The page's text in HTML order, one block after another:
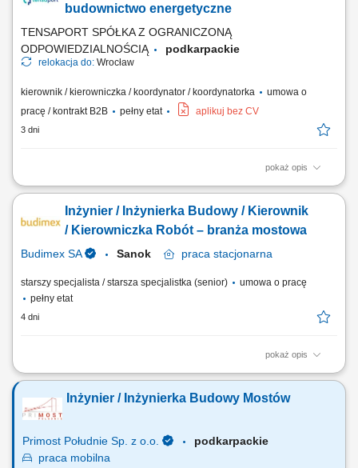
nadzorowanie realizacji robót zgodnie z harmonogramem, budżetem i
budownictwo energetyczne
TENSAPORT SPÓŁKA Z OGRANICZONĄ
ODPOWIEDZIALNOŚCIĄ
podkarpackie
relokacja do: Wrocław
kierownik / kierowniczka / koordynator / koordynatorka
umowa o
pracę / kontrakt B2B
pełny etat aplikuj bez CV
3 dni
pokaż opis
Zakres zadań: Koordynacja robót elektrycznych na budowie i nadzór
podwykonawców; Analiza dokumentacji technicznej pod kątem jej
kompletności, poprawności i możliwości optymalizacji; Zapewnienie
Inżynier / Inżynierka Budowy / Kierownik
/ Kierowniczka Robót – branża mostowa
Budimex SA Sanok praca stacjonarna
starszy specjalista / starsza specjalistka (senior)
umowa o pracę
pełny etat
4 dni
pokaż opis
Twoje przyszłe zadania:‎ organizacja pracy zespołu podwykonawców
mostowej,‎ przygotowywanie dokumentacji do odbiorów częściowych,
końcowych, weryfikacja dokumentacji projektowej i jej dystrybucja,
Inżynier / Inżynierka Budowy Mostów
Primost Południe Sp. z o.o.
podkarpackie
praca mobilna